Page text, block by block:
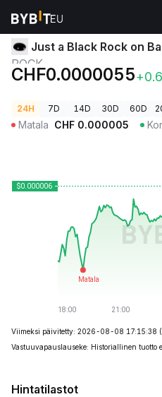
Kryptohinnat Just a Black Rock
Just a Black Rock on
ROCK
CHF0.0000055
24H 7D 14D 30D 60D
Matala CHF 0.000005
Viimeksi päivitetty: 2026-08-08 17:15:38
Vastuuvapauslauseke: Historiallinen tuotto
Hintatilastot